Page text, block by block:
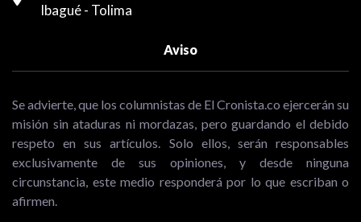
Ibagué - Tolima
Aviso
Se advierte, que los columnistas de El Cronista.co ejercerán su
misión sin ataduras ni mordazas, pero guardando el debido
respeto en sus artículos. Solo ellos, serán responsables
exclusivamente de sus opiniones, y desde ninguna
circunstancia, este medio responderá por lo que escriban o
afirmen.